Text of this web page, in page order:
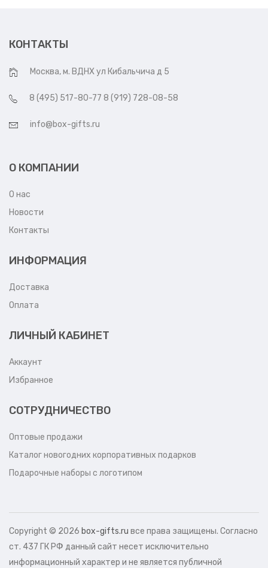
КОНТАКТЫ
Москва, м. ВДНХ ул Кибальчича д 5
8 (495) 517-80-77 8 (919) 728-08-58
info@box-gifts.ru
О КОМПАНИИ
О нас
Новости
Контакты
ИНФОРМАЦИЯ
Доставка
Оплата
ЛИЧНЫЙ КАБИНЕТ
Аккаунт
Избранное
СОТРУДНИЧЕСТВО
Оптовые продажи
Каталог новогодних корпоративных подарков
Подарочные наборы с логотипом
Copyright © 2026 box-gifts.ru все права защищены. Согласно
ст. 437 ГК РФ данный сайт несет исключительно
информационный характер и не является публичной